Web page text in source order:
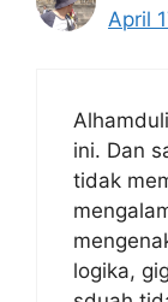
April
ini. Dan
tidak
logika,